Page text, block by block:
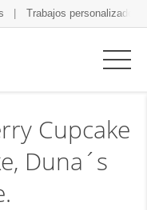
Trabajos personalizados
Cupcake
Duna´s